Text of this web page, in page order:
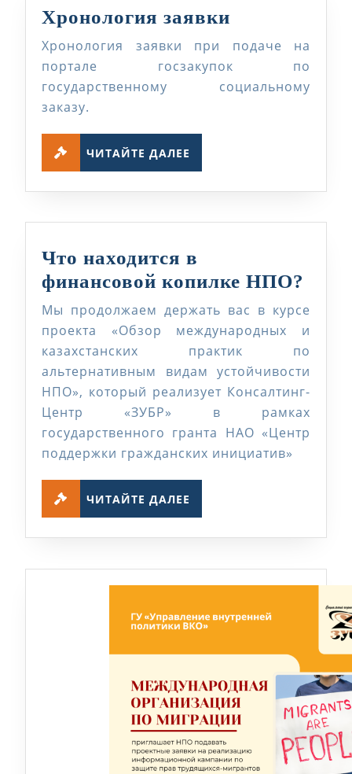
Хронология заявки
заявки
Хронология заявки при подаче на
портале госзакупок по
государственному социальному
заказу.
ЧИТАЙТЕ ДАЛЕЕ
Что находится в
финансовой копилке НПО?
в
Мы продолжаем держать вас в курсе
проекта «Обзор международных и
казахстанских практик по
альтернативным видам устойчивости
НПО», который реализует Консалтинг-
Центр «ЗУБР» в рамках
государственного гранта НАО «Центр
поддержки гражданских инициатив»
ЧИТАЙТЕ ДАЛЕЕ